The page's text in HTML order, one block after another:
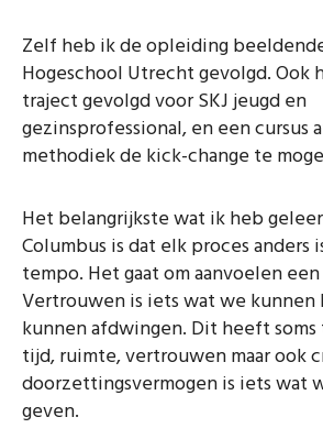
Zelf heb ik de opleiding
Hogeschool Utrecht gevolgd. Ook
traject gevolgd voor SKJ jeugd en
gezinsprofessional, en een cursus
methodiek de kick-change te
Het belangrijkste wat ik heb
Columbus is dat elk proces anders
tempo. Het gaat om aanvoelen
Vertrouwen is iets wat we kunnen
kunnen afdwingen. Dit heeft
tijd, ruimte, vertrouwen maar ook
doorzettingsvermogen is iets wat
geven.